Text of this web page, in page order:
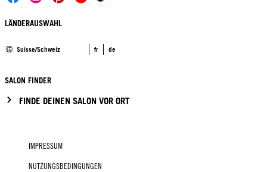
LÄNDERAUSWAHL
Suisse/Schweiz fr de
SALON FINDER
FINDE DEINEN SALON VOR ORT
IMPRESSUM
NUTZUNGSBEDINGUNGEN